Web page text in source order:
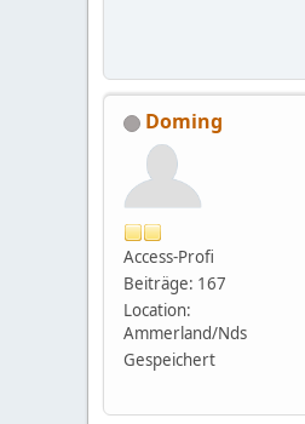
Doming
Access-Profi
Beiträge: 167
Location:
Ammerland/Nds
Gespeichert